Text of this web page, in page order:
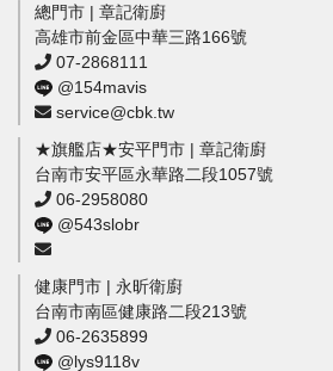
總門市 | 章記衛廚
高雄市前金區中華三路166號
07-2868111
@154mavis
service@cbk.tw
★旗艦店★安平門市 | 章記衛廚
台南市安平區永華路二段1057號
06-2958080
@543slobr
健康門市 | 永昕衛廚
台南市南區健康路二段213號
06-2635899
@lys9118v